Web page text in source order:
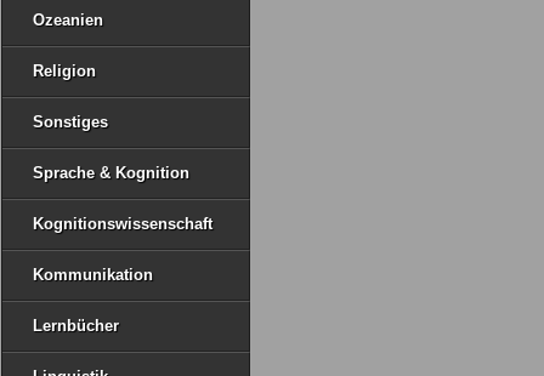
Ozeanien
Religion
Sonstiges
Sprache & Kognition
Kognitionswissenschaft
Kommunikation
Lernbücher